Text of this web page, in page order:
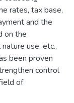
rates, tax base,
and the
on the
use, etc.,
been proven
control
of